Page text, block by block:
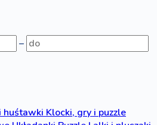
–
huśtawkiKlocki, gry i puzzle